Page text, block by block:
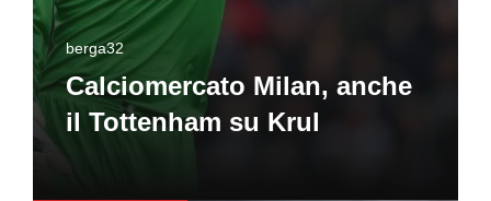
berga32
Calciomercato Milan, anche
il Tottenham su Krul